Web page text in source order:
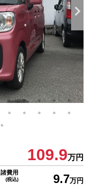
109.9万円
諸費用
(税込) 9.7万円